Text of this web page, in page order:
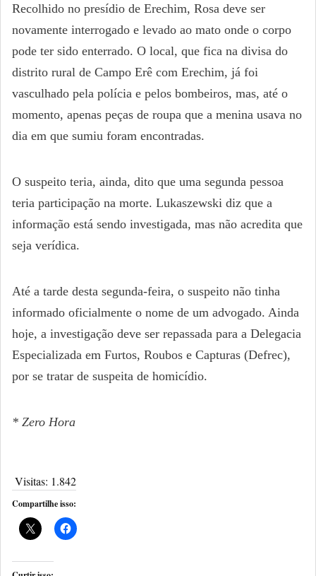
Recolhido no presídio de Erechim, Rosa deve ser
novamente interrogado e levado ao mato onde o corpo
pode ter sido enterrado. O local, que fica na divisa do
distrito rural de Campo Erê com Erechim, já foi
vasculhado pela polícia e pelos bombeiros, mas, até o
momento, apenas peças de roupa que a menina usava no
dia em que sumiu foram encontradas.
O suspeito teria, ainda, dito que uma segunda pessoa
teria participação na morte. Lukaszewski diz que a
informação está sendo investigada, mas não acredita que
seja verídica.
Até a tarde desta segunda-feira, o suspeito não tinha
informado oficialmente o nome de um advogado. Ainda
hoje, a investigação deve ser repassada para a Delegacia
Especializada em Furtos, Roubos e Capturas (Defrec),
por se tratar de suspeita de homicídio.
* Zero Hora
Visitas: 1.842
Compartilhe isso: